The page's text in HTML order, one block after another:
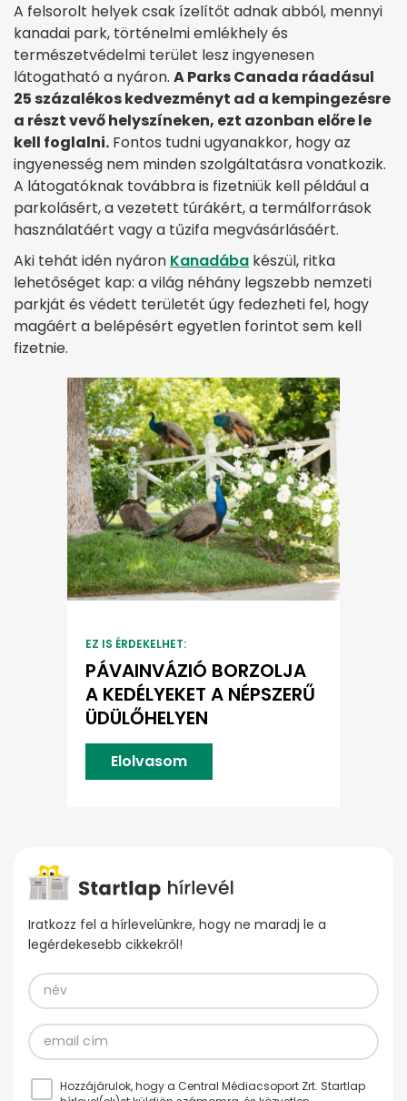
A felsorolt helyek csak ízelítőt adnak abból, mennyi
kanadai park, történelmi emlékhely és
természetvédelmi terület lesz ingyenesen
látogatható a nyáron. A Parks Canada ráadásul
25 százalékos kedvezményt ad a kempingezésre
a részt vevő helyszíneken, ezt azonban előre le
kell foglalni. Fontos tudni ugyanakkor, hogy az
ingyenesség nem minden szolgáltatásra vonatkozik.
A látogatóknak továbbra is fizetniük kell például a
parkolásért, a vezetett túrákért, a termálforrások
használatáért vagy a tűzifa megvásárlásáért.
Aki tehát idén nyáron Kanadába készül, ritka
lehetőséget kap: a világ néhány legszebb nemzeti
parkját és védett területét úgy fedezheti fel, hogy
magáért a belépésért egyetlen forintot sem kell
fizetnie.
EZ IS ÉRDEKELHET:
PÁVAINVÁZIÓ BORZOLJA
A KEDÉLYEKET A NÉPSZERŰ
ÜDÜLŐHELYEN
Elolvasom
Iratkozz fel a hírlevelünkre, hogy ne maradj le a
legérdekesebb cikkekről!
Hozzájárulok, hogy a Central Médiacsoport Zrt. Startlap